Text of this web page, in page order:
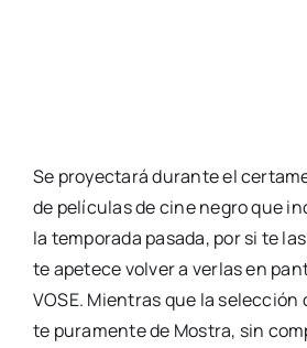
Se pro­yec­ta­rá duran­te el
de pelí­cu­las de cine negro que
la tem­po­ra­da pasa­da, por si te
te ape­te­ce vol­ver a ver­las en
VOSE. Mien­tras que la
te pura­men­te de Mos­tra, sin